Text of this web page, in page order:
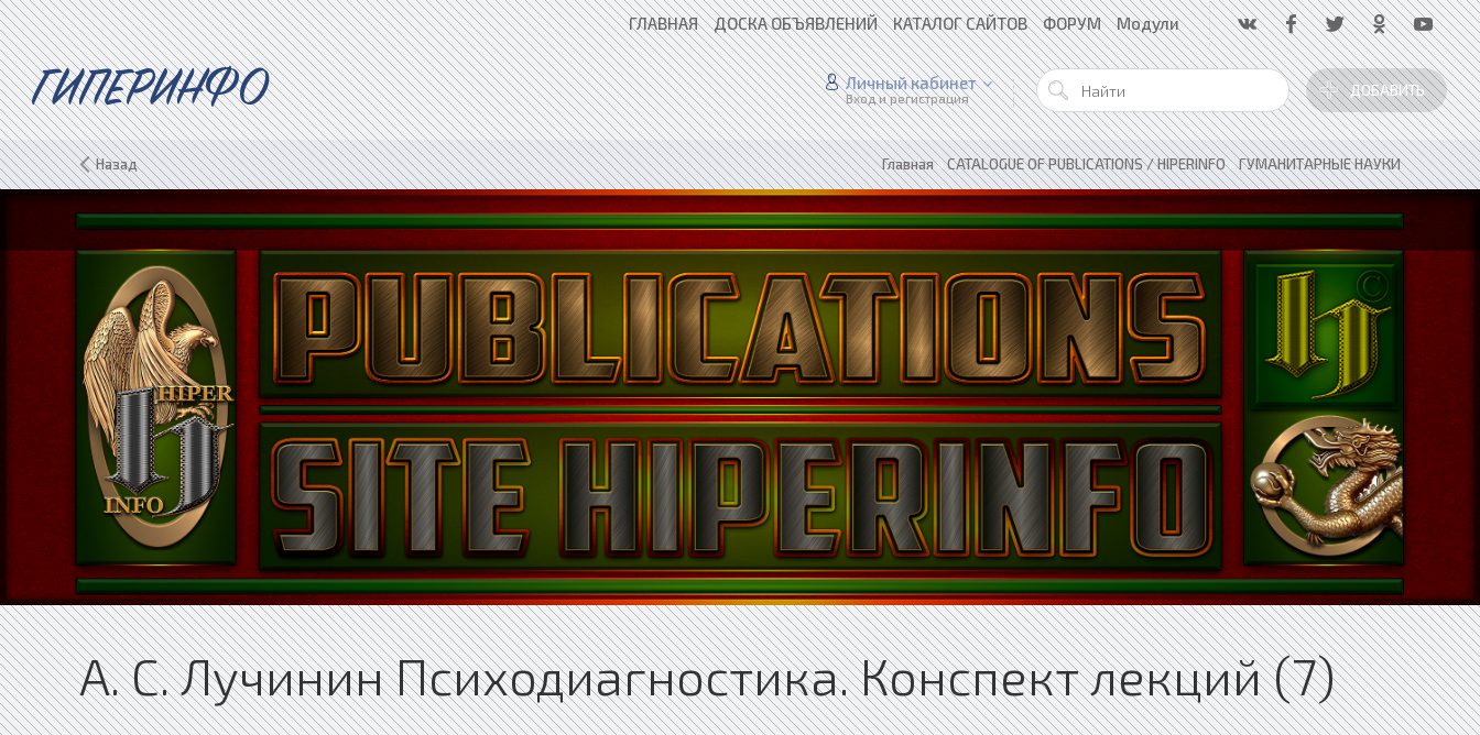
ГЛАВНАЯ ДОСКА ОБЪЯВЛЕНИЙ КАТАЛОГ САЙТОВ ФОРУМ Модули
ГИПЕРИНФО ДОБАВИТЬ
Личный кабинет
Вход и регистрация
Назад Главная»CATALOGUE OF PUBLICATIONS / HIPERINFO»ГУМАНИТАРНЫЕ НАУКИ
А. С. Лучинин Психодиагностика. Конспект лекций (7)